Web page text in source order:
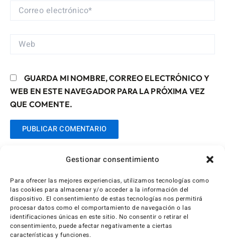
Gestionar consentimiento
Para ofrecer las mejores experiencias, utilizamos tecnologías como
las cookies para almacenar y/o acceder a la información del
dispositivo. El consentimiento de estas tecnologías nos permitirá
procesar datos como el comportamiento de navegación o las
identificaciones únicas en este sitio. No consentir o retirar el
consentimiento, puede afectar negativamente a ciertas
características y funciones.
CORREO
WEB
GUARDA MI NOMBRE, CORREO ELECTRÓNICO Y
WEB EN ESTE NAVEGADOR PARA LA PRÓXIMA VEZ
QUE COMENTE.